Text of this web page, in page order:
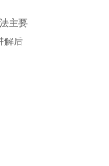
主要
解后